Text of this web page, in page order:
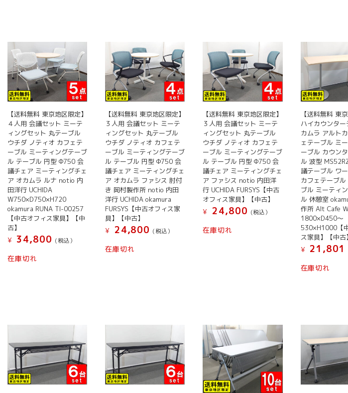
【送料無料 東京地区限定】
４人用 会議セット ミーテ
ィングセット 丸テーブル
ウチダ ノティオ カフェテ
ーブル ミーティングテーブ
ル テーブル 円型 Φ750 会
議チェア ミーティングチェ
ア オカムラ ルナ notio 内
田洋行 UCHIDA
W750×D750×H720
okamura RUNA TI-00257
【中古オフィス家具】【中
古】
¥
34,800 (税込）
在庫切れ
【送料無料 東京地区限定】
３人用 会議セット ミーテ
ィングセット 丸テーブル
ウチダ ノティオ カフェテ
ーブル ミーティングテーブ
ル テーブル 円型 Φ750 会
議チェア ミーティングチェ
ア オカムラ ファシス 肘付
き 岡村製作所 notio 内田
洋行 UCHIDA okamura
FURSYS【中古オフィス家
具】【中古】
¥
24,800 (税込）
在庫切れ
【送料無料 東京地区限定】
３人用 会議セット ミーテ
ィングセット 丸テーブル
ウチダ ノティオ カフェテ
ーブル ミーティングテーブ
ル テーブル 円型 Φ750 会
議チェア ミーティングチェ
ア ファシス notio 内田洋
行 UCHIDA FURSYS【中古
オフィス家具】【中古】
¥
24,800 (税込）
在庫切れ
【送料無料 東
ハイカウンタ
カムラ アルト
ェテーブル ミ
ーブル カウン
ル 波型
議テーブル ワ
カフェテーブ
ブル ミーティ
ル 休憩室
作所 Alt Cafe Ｗ
1800×D450～
530×H1000【
ス家具】【中古】
¥ 21,801
在庫切れ